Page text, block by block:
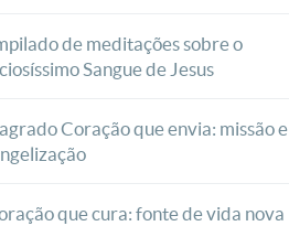
de meditações sobre o
Sangue de Jesus
Coração que envia: missão e
que cura: fonte de vida nova